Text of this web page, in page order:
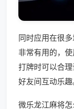
同时应用在很
非常有用的，
打牌时可以合
好友间互动乐趣
微乐龙江麻将